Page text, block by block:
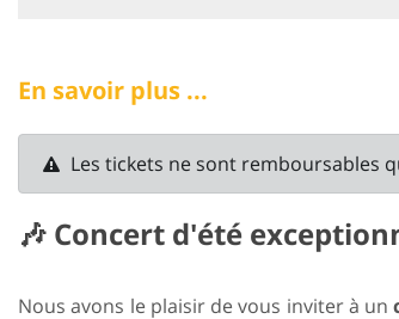
En savoir plus ...
Les tickets ne sont remboursables
🎶 Concert d'été
Nous avons le plaisir de vous inviter à un